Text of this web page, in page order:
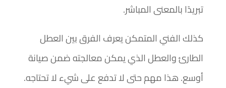
تبريدًا بالمعنى المباشر.
كذلك الفني المتمكن يعرف الفرق بين العطل
الطارئ والعطل الذي يمكن معالجته ضمن صيانة
أوسع. هذا مهم حتى لا تدفع على شيء لا تحتاجه.